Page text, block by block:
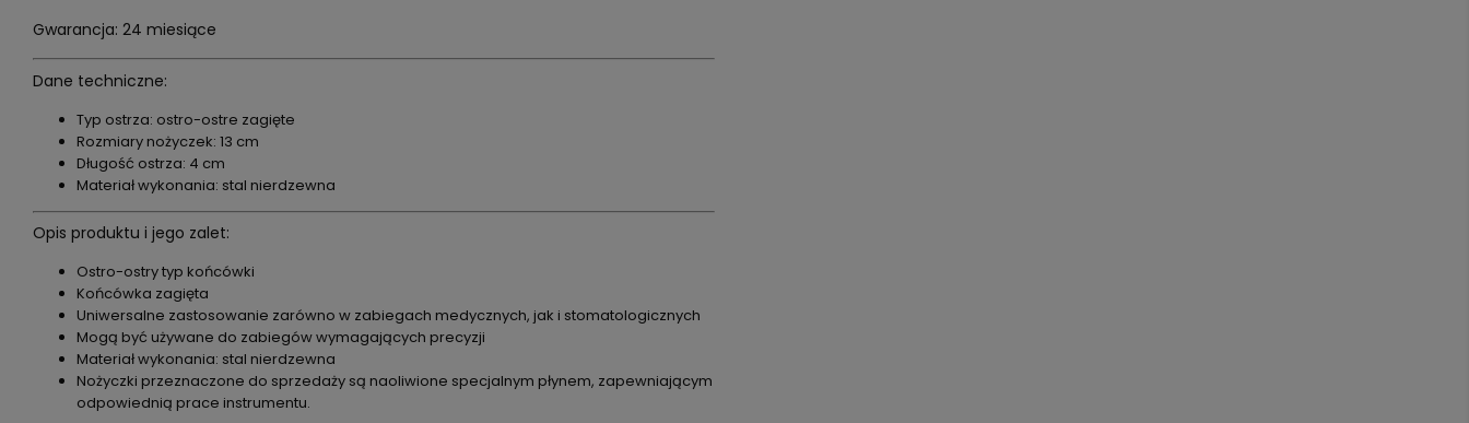
Gwarancja: 24 miesiące
Dane techniczne:
Typ ostrza: ostro-ostre zagięte
Rozmiary nożyczek: 13 cm
Długość ostrza: 4 cm
Materiał wykonania: stal nierdzewna
Opis produktu i jego zalet:
Ostro-ostry typ końcówki
Końcówka zagięta
Uniwersalne zastosowanie zarówno w zabiegach medycznych, jak i stomatologicznych
Mogą być używane do zabiegów wymagających precyzji
Materiał wykonania: stal nierdzewna
Nożyczki przeznaczone do sprzedaży są naoliwione specjalnym płynem, zapewniającym
odpowiednią prace instrumentu.